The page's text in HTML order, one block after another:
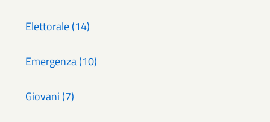
Elettorale (14)
Emergenza (10)
Giovani (7)